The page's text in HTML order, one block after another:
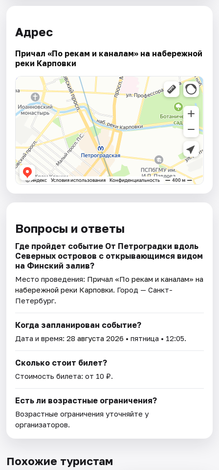
Адрес
Причал «По рекам и каналам» на набережной
реки Карповки
Вопросы и ответы
Где пройдет событие От Петроградки вдоль
Северных островов с открывающимся видом
на Финский залив?
Место проведения: Причал «По рекам и каналам» на
набережной реки Карповки. Город — Санкт-
Петербург.
Когда запланирован событие?
Дата и время:28 августа 2026 • пятница • 12:05.
Сколько стоит билет?
Стоимость билета: от 10 ₽.
Есть ли возрастные ограничения?
Возрастные ограничения уточняйте у
организаторов.
Похожие туристам